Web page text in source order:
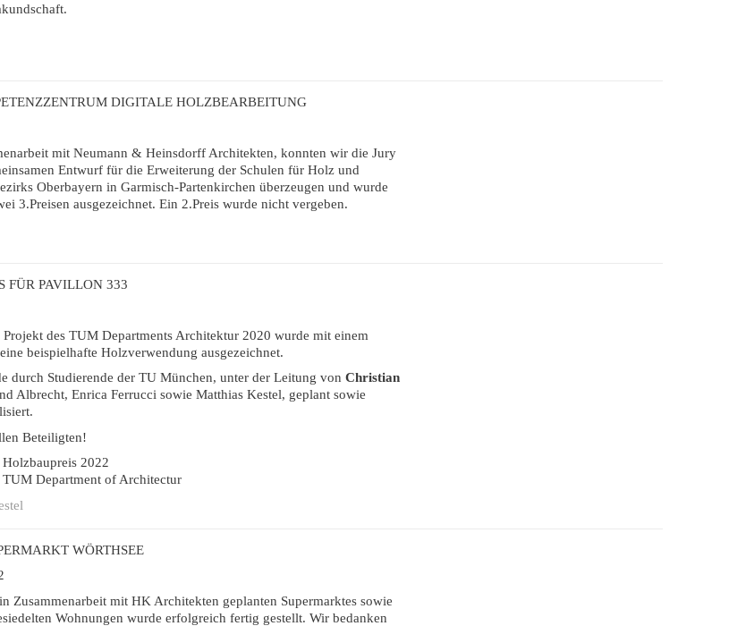
DIGITALE HOLZBEARBEITUNG
mit Neumann & Heinsdorff Architekten, konnten wir die Jury
Entwurf für die Erweiterung der Schulen für Holz und
Oberbayern in Garmisch-Partenkirchen überzeugen und wurde
3.Preisen ausgezeichnet. Ein 2.Preis wurde nicht vergeben.
FÜR PAVILLON 333
des TUM Departments Architektur 2020 wurde mit einem
beispielhafte Holzverwendung ausgezeichnet.
durch Studierende der TU München, unter der Leitung von Christian
Albrecht, Enrica Ferrucci sowie Matthias Kestel, geplant sowie
Beteiligten!
2022
Department of Architectur
WÖRTHSEE
Zusammenarbeit mitHK Architekten geplanten Supermarktes sowie
Wohnungen wurde erfolgreich fertig gestellt. Wir bedanken